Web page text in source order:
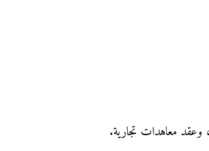
وعقد معاهدات تجارية.